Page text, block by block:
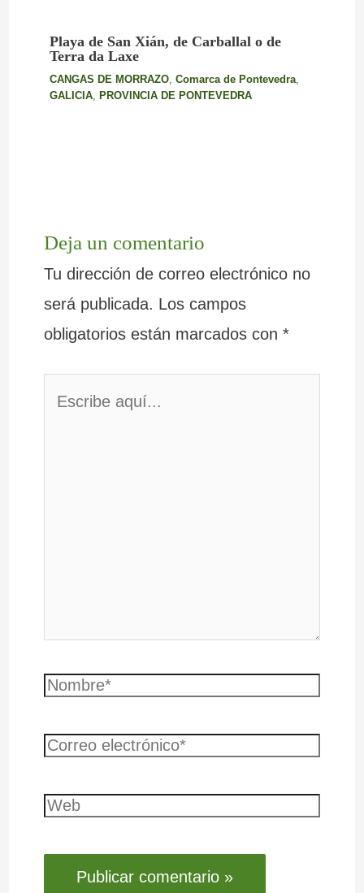
Playa de San Xián, de Carballal o de
Terra da Laxe
CANGAS DE MORRAZO, Comarca de Pontevedra,
GALICIA, PROVINCIA DE PONTEVEDRA
Deja un comentario
Tu dirección de correo electrónico no
será publicada. Los campos
obligatorios están marcados con *